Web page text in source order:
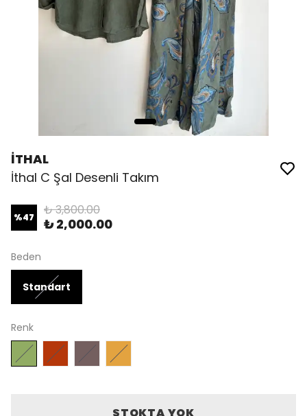
İTHAL
İthal C Şal Desenli Takım
%47 ₺ 3,800.00
₺ 2,000.00
Beden
Standart
Renk